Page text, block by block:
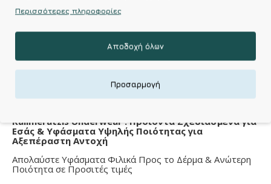
Ποιότητα-υλικό κατασκευής
Kalimeratzis Underwear : Προϊόντα Σχεδιασμένα για
Εσάς & Υφάσματα Υψηλής Ποιότητας για
Αξεπέραστη Αντοχή
Απολαύστε Υφάσματα Φιλικά Προς το Δέρμα & Ανώτερη
Ποιότητα σε Προσιτές τιμές
Περισσότερες πληροφορίες
Αποδοχή όλων
Προσαρμογή